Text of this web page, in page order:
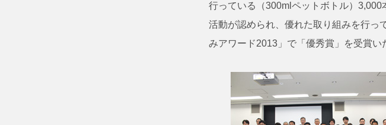
行っている（300mlペットボトル）
活動が認められ、優れた取り組みを行っ
みアワード2013」で「優秀賞」を受賞い